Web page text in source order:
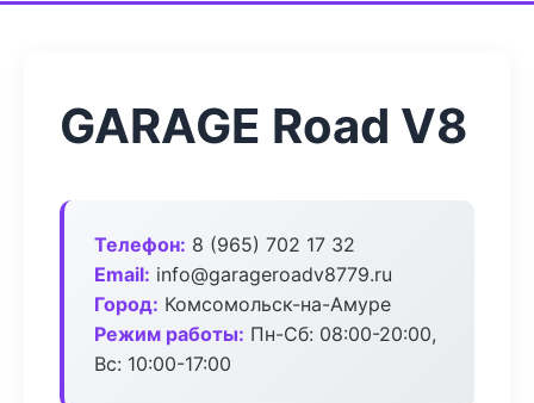
GARAGE Road V8
Телефон: 8 (965) 702 17 32
Email: info@garageroadv8779.ru
Город: Комсомольск-на-Амуре
Режим работы: Пн-Сб: 08:00-20:00,
Вс: 10:00-17:00